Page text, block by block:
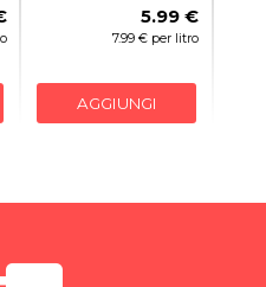
5.99 €
7.99 € per litro
AGGIUNGI